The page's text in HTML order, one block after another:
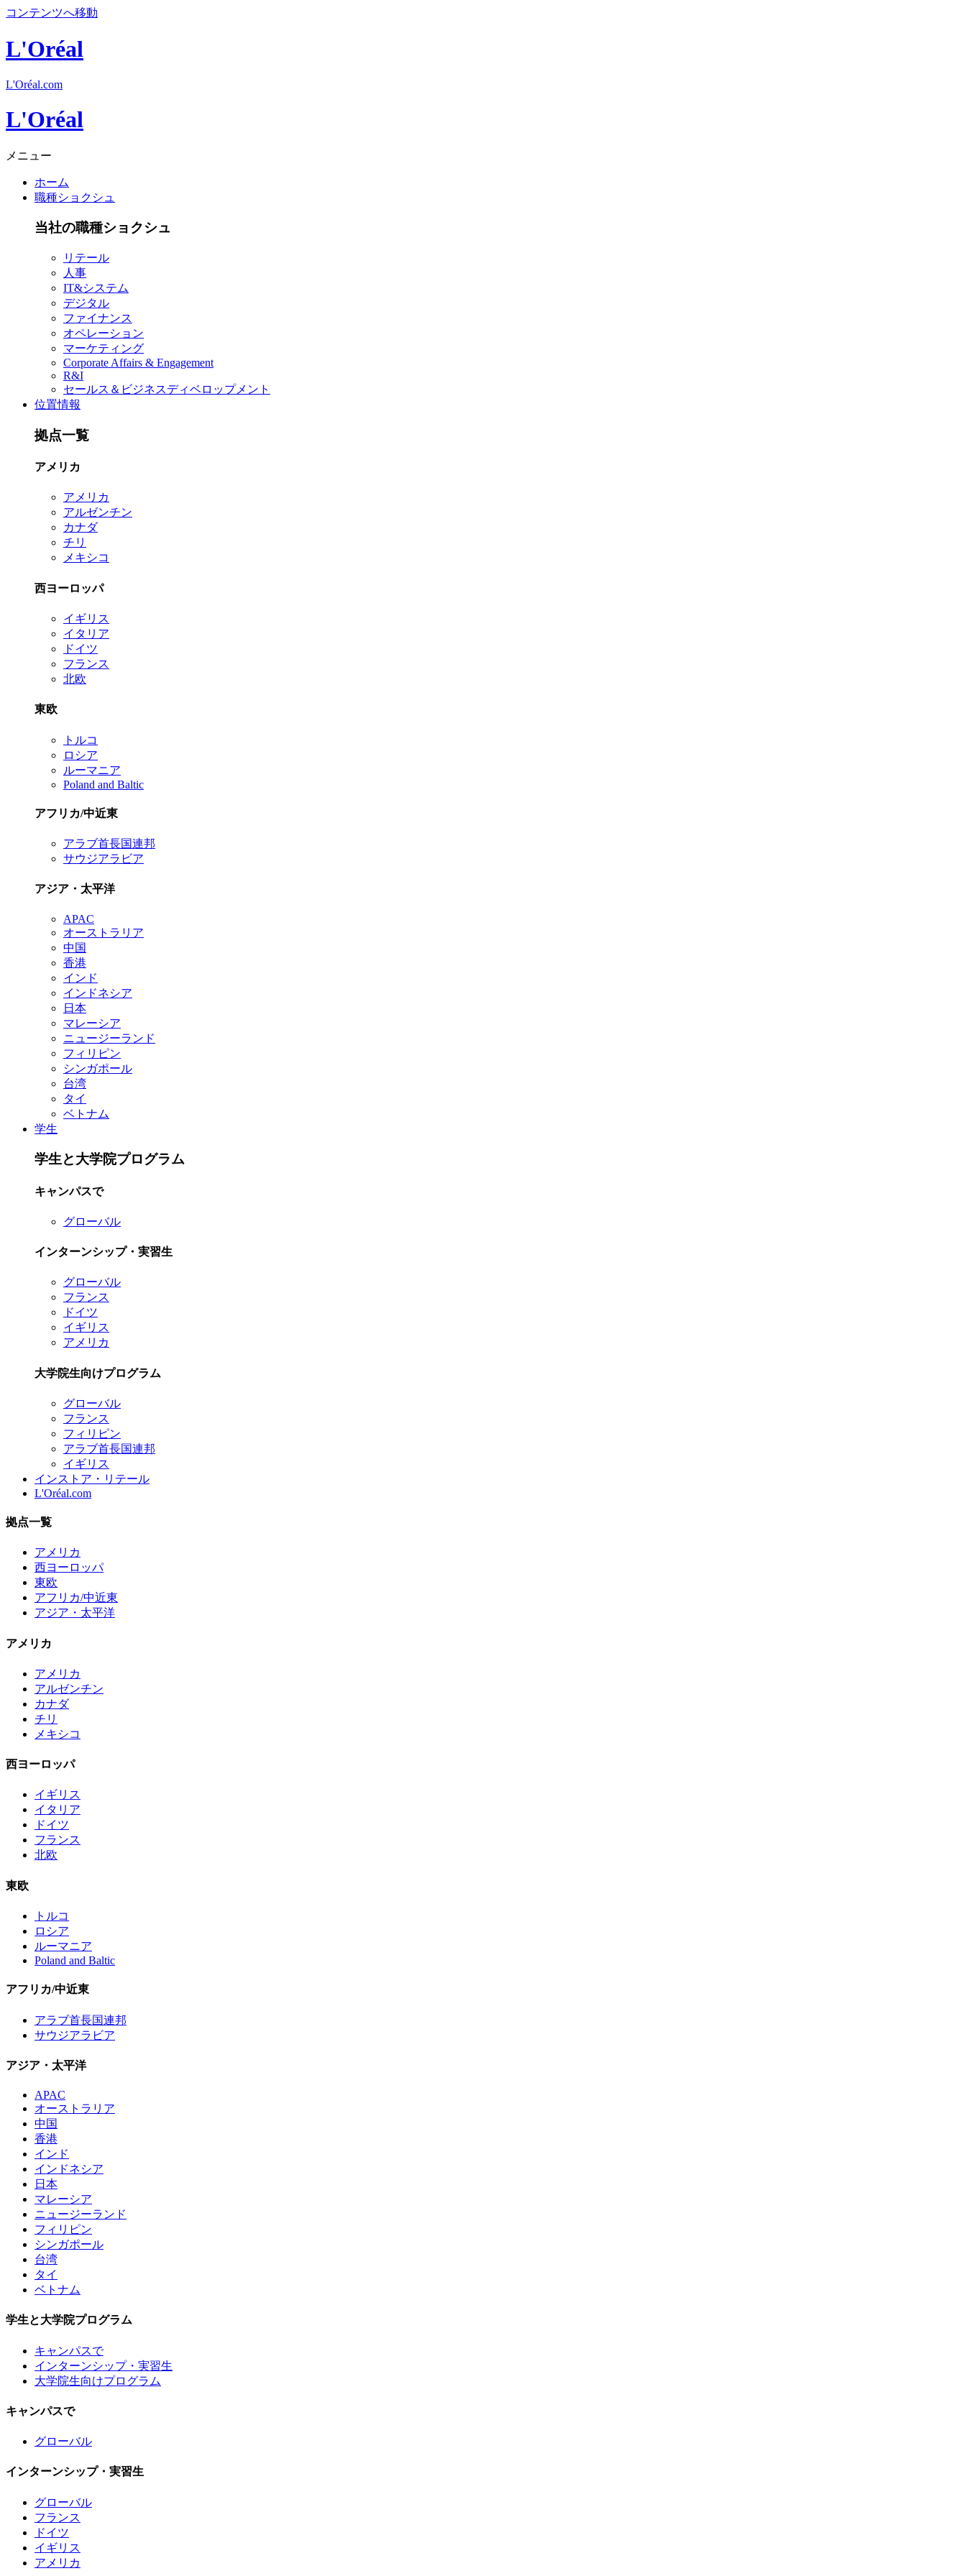
コンテンツへ移動
L'Oréal
L'Oréal.com
L'Oréal
メニュー
ホーム
職種ショクシュ
当社の職種ショクシュ
リテール
人事
IT&システム
デジタル
ファイナンス
オペレーション
マーケティング
Corporate Affairs & Engagement
R&I
セールス＆ビジネスディベロップメント
位置情報
拠点一覧
アメリカ
アメリカ
アルゼンチン
カナダ
チリ
メキシコ
西ヨーロッパ
イギリス
イタリア
ドイツ
フランス
北欧
東欧
トルコ
ロシア
ルーマニア
Poland and Baltic
アフリカ/中近東
アラブ首長国連邦
サウジアラビア
アジア・太平洋
APAC
オーストラリア
中国
香港
インド
インドネシア
日本
マレーシア
ニュージーランド
フィリピン
シンガポール
台湾
タイ
ベトナム
学生
学生と大学院プログラム
キャンパスで
グローバル
インターンシップ・実習生
グローバル
フランス
ドイツ
イギリス
アメリカ
大学院生向けプログラム
グローバル
フランス
フィリピン
アラブ首長国連邦
イギリス
インストア・リテール
L'Oréal.com
拠点一覧
アメリカ
西ヨーロッパ
東欧
アフリカ/中近東
アジア・太平洋
アメリカ
アメリカ
アルゼンチン
カナダ
チリ
メキシコ
西ヨーロッパ
イギリス
イタリア
ドイツ
フランス
北欧
東欧
トルコ
ロシア
ルーマニア
Poland and Baltic
アフリカ/中近東
アラブ首長国連邦
サウジアラビア
アジア・太平洋
APAC
オーストラリア
中国
香港
インド
インドネシア
日本
マレーシア
ニュージーランド
フィリピン
シンガポール
台湾
タイ
ベトナム
学生と大学院プログラム
キャンパスで
インターンシップ・実習生
大学院生向けプログラム
キャンパスで
グローバル
インターンシップ・実習生
グローバル
フランス
ドイツ
イギリス
アメリカ